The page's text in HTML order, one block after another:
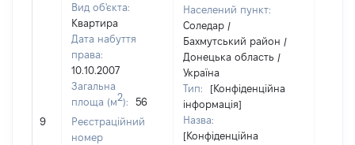
9
Вид об'єкта:
Квартира
Дата набуття
права:
10.10.2007
Загальна
площа (м2):
56
Реєстраційний
номер
Населений пункт:
Соледар /
Бахмутський район /
Донецька область /
Україна
Тип:
[Конфіденційна
інформація]
Назва:
[Конфіденційна